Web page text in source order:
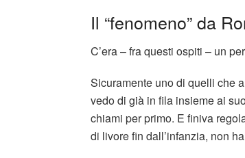
Il “fenomeno” da
C’era – fra questi ospiti – un
Sicuramente uno di quelli che
vedo di già in fila insieme ai
chiami per primo. E finiva
di livore fin dall’infanzia, non